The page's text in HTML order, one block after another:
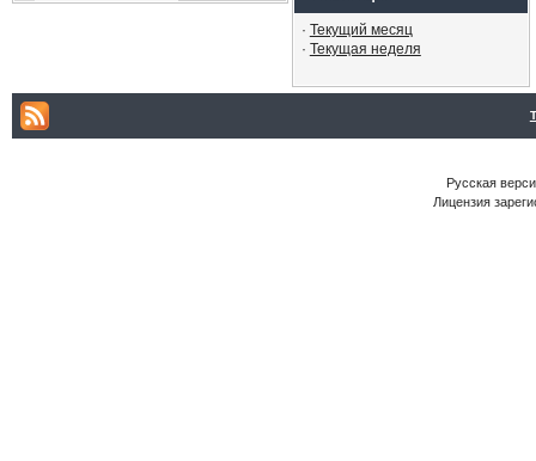
· Текущий месяц
· Текущая неделя
Русская
Лицензия